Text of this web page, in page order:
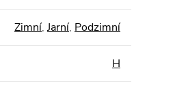
Zimní, Jarní, Podzimní
H